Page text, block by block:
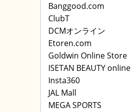
Banggood.com
ClubT
DCMオンライン
Etoren.com
Goldwin Online Store
ISETAN BEAUTY online
Insta360
JAL Mall
MEGA SPORTS